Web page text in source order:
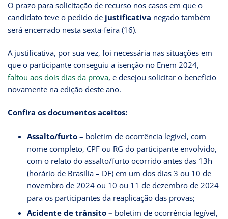
O prazo para solicitação de recurso nos casos em que o
candidato teve o pedido de justificativa negado também
será encerrado nesta sexta-feira (16).
A justificativa, por sua vez, foi necessária nas situações em
que o participante conseguiu a isenção no Enem 2024,
faltou aos dois dias da prova, e desejou solicitar o benefício
novamente na edição deste ano.
Confira os documentos aceitos:
Assalto/furto – boletim de ocorrência legível, com
nome completo, CPF ou RG do participante envolvido,
com o relato do assalto/furto ocorrido antes das 13h
(horário de Brasília – DF) em um dos dias 3 ou 10 de
novembro de 2024 ou 10 ou 11 de dezembro de 2024
para os participantes da reaplicação das provas;
Acidente de trânsito – boletim de ocorrência legível,